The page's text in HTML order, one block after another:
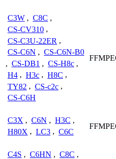
C3W , C8C ,
CS-CV310 ,
CS-C3U-22ER ,
CS-C6N , CS-C6N-B0
, CS-DB1 , CS-H8c ,
H4 , H3c , H8C ,
TY82 , CS-c2c ,
CS-C6H
C3X , C6N , H3C ,
H80X , LC3 , C6C
C4S , C6HN , C8C ,